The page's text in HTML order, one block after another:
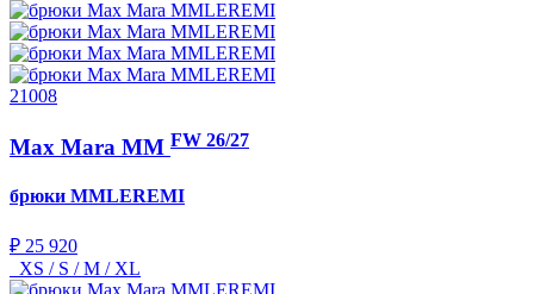
21008
Max Mara MM FW 26/27
брюки MMLEREMI
₽ 25 920
XS / S / M / XL